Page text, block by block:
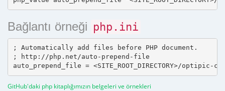
Bağlantı örneği php.ini
; Automatically add files before PHP document.
; http://php.net/auto-prepend-file
GitHub'daki php kitaplığımızın belgeleri ve örnekleri